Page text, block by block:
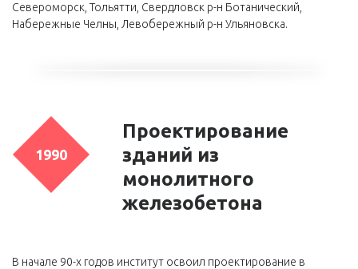
Североморск, Тольятти, Свердловск р-н Ботанический,
Набережные Челны, Левобережный р-н Ульяновска.
1990
Проектирование
зданий из
монолитного
железобетона
В начале 90-х годов институт освоил проектирование в